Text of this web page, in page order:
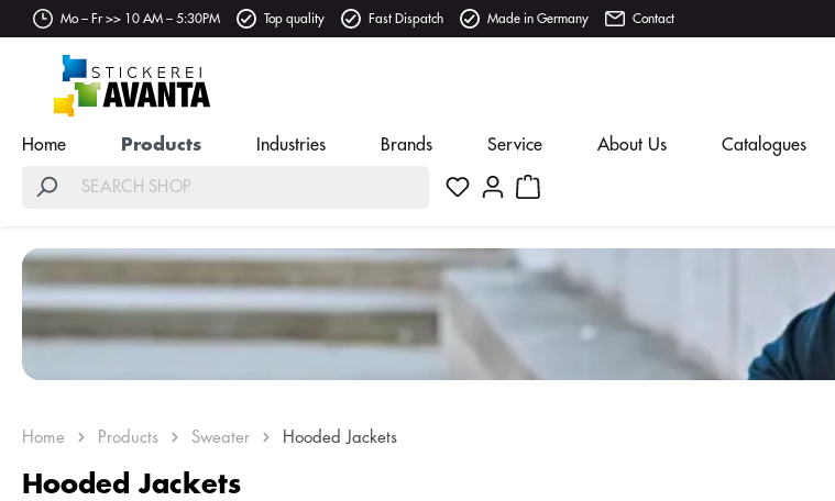
Mo – Fr >> 10 AM – 5:30PM Top quality Fast Dispatch Made in Germany Contact
Home Products Industries Brands Service About Us Catalogues
Home Products Sweater Hooded Jackets
Hooded Jackets